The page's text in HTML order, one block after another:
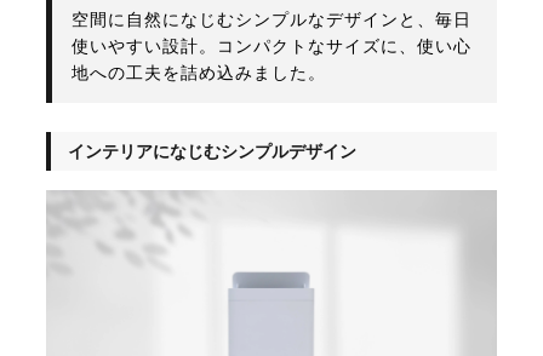
空間に自然になじむシンプルなデザインと、毎日
使いやすい設計。コンパクトなサイズに、使い心
地への工夫を詰め込みました。
インテリアになじむシンプルデザイン